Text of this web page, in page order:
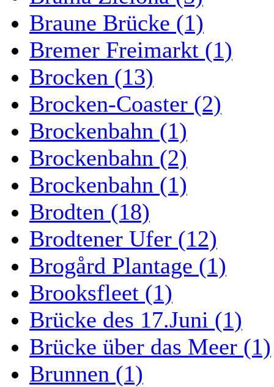
Braune Brücke (1)
Bremer Freimarkt (1)
Brocken (13)
Brocken-Coaster (2)
Brockenbahn (1)
Brockenbahn (2)
Brockenbahn (1)
Brodten (18)
Brodtener Ufer (12)
Brogård Plantage (1)
Brooksfleet (1)
Brücke des 17.Juni (1)
Brücke über das Meer (1)
Brunnen (1)